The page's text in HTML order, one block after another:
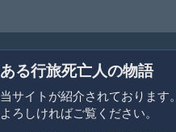
ある行旅死亡人の物語
当サイトが紹介されております。
よろしければご覧ください。